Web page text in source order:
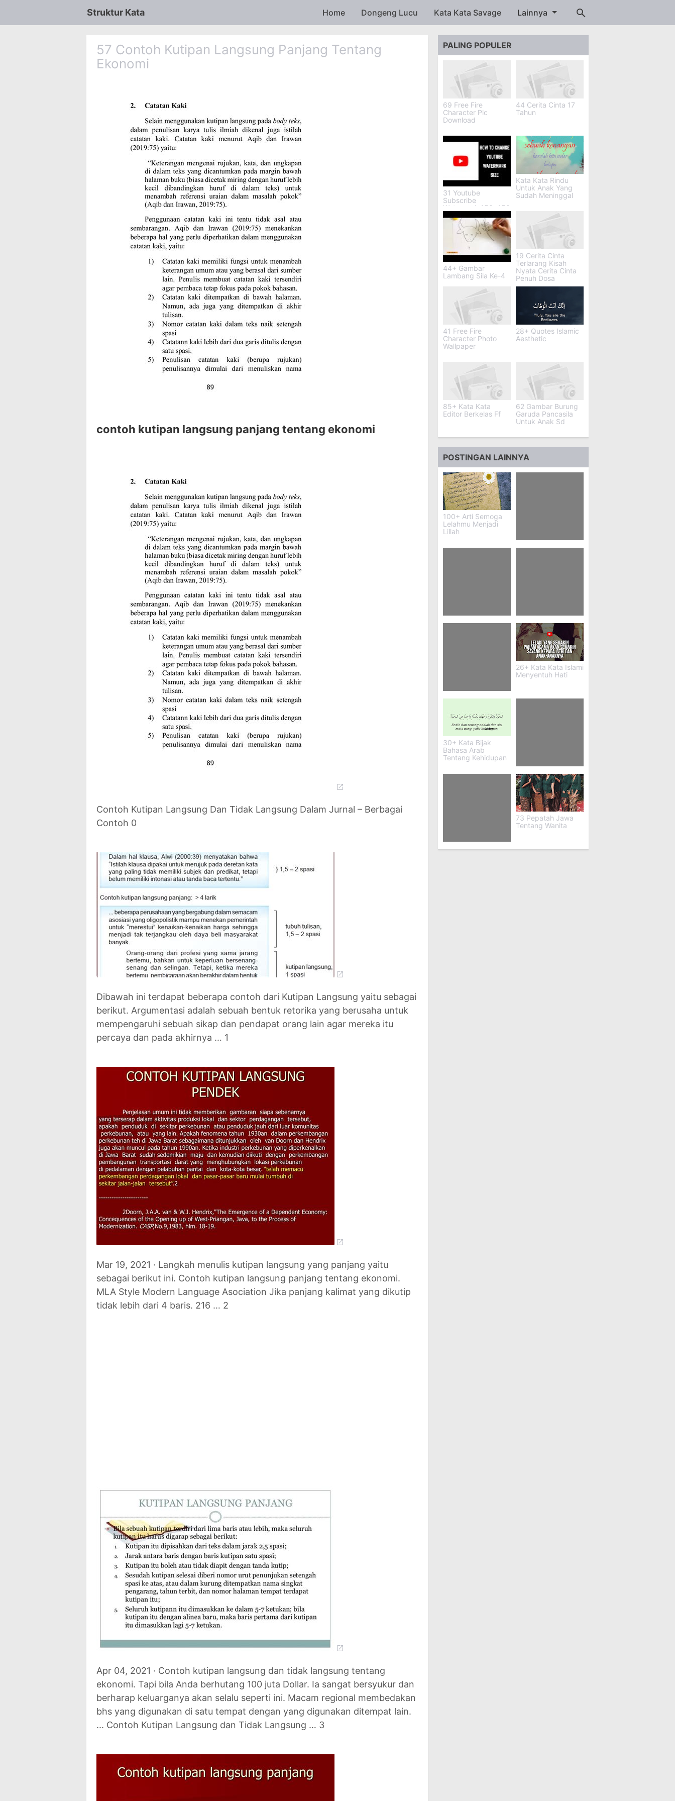
Skip to main content
Struktur Kata Home Dongeng Lucu Kata Kata Savage Lainnya
57 Contoh Kutipan Langsung Panjang Tentang
Ekonomi
contoh kutipan langsung panjang tentang ekonomi
Contoh Kutipan Langsung Dan Tidak Langsung Dalam Jurnal – Berbagai
Contoh 0
Dibawah ini terdapat beberapa contoh dari Kutipan Langsung yaitu sebagai
berikut. Argumentasi adalah sebuah bentuk retorika yang berusaha untuk
mempengaruhi sebuah sikap dan pendapat orang lain agar mereka itu
percaya dan pada akhirnya … 1
Mar 19, 2021 · Langkah menulis kutipan langsung yang panjang yaitu
sebagai berikut ini. Contoh kutipan langsung panjang tentang ekonomi.
MLA Style Modern Language Asociation Jika panjang kalimat yang dikutip
tidak lebih dari 4 baris. 216 … 2
Apr 04, 2021 · Contoh kutipan langsung dan tidak langsung tentang
ekonomi. Tapi bila Anda berhutang 100 juta Dollar. Ia sangat bersyukur dan
berharap keluarganya akan selalu seperti ini. Macam regional membedakan
bhs yang digunakan di satu tempat dengan yang digunakan ditempat lain.
... Contoh Kutipan Langsung dan Tidak Langsung … 3
PALING POPULER
69 Free Fire
Character Pic
Download
44 Cerita Cinta 17
Tahun
31 Youtube
Subscribe
Watermark 150x150
Kata Kata Rindu
Untuk Anak Yang
Sudah Meninggal
44+ Gambar
Lambang Sila Ke-4
19 Cerita Cinta
Terlarang Kisah
Nyata Cerita Cinta
Penuh Dosa
41 Free Fire
Character Photo
Wallpaper
28+ Quotes Islamic
Aesthetic
85+ Kata Kata
Editor Berkelas Ff
62 Gambar Burung
Garuda Pancasila
Untuk Anak Sd
POSTINGAN LAINNYA
100+ Arti Semoga
Lelahmu Menjadi
Lillah
62 Quotes Film
49 Contoh
73 Kutipan Novel
Sejarah
48 Dongeng Buat
26+ Kata Kata Islami
Menyentuh Hati
30+ Kata Bijak
Bahasa Arab
Tentang Kehidupan
77+ "buku Seperti
Delia - Novel Erotis
(dewasa): Baca
Novel Hot Romantis
Roy
20+ Nama Guild
73 Pepatah Jawa
Tentang Wanita